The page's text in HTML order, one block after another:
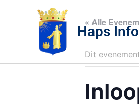
Haps Info
« Alle
Dit